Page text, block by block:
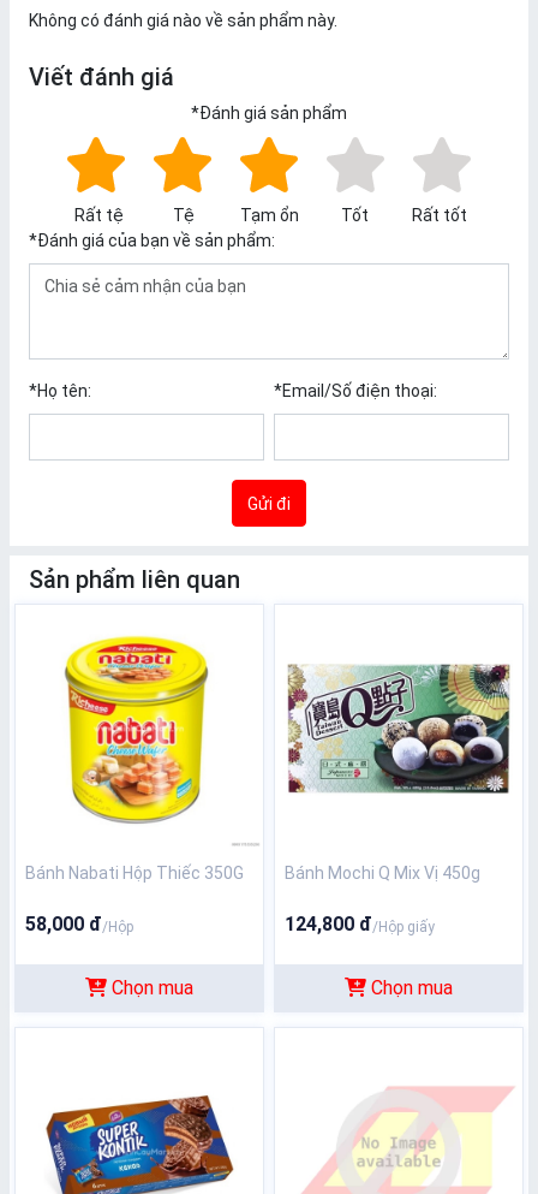
Không có đánh giá nào về sản phẩm này.
Viết đánh giá
*Đánh giá sản phẩm
Rất tệ Tệ Tạm ổn Tốt
Rất tốt
*Đánh giá của bạn về sản phẩm:
*Họ tên: *Email/Số điện thoại:
Gửi đi
Sản phẩm liên quan
Bánh Nabati Hộp Thiếc 350G
58,000 đ/Hộp
Chọn mua
Bánh Mochi Q Mix Vị 450g
124,800 đ/Hộp giấy
Chọn mua